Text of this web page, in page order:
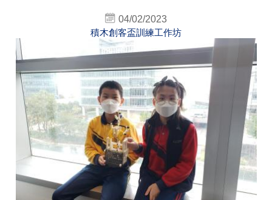
04/02/2023
積木創客盃訓練工作坊